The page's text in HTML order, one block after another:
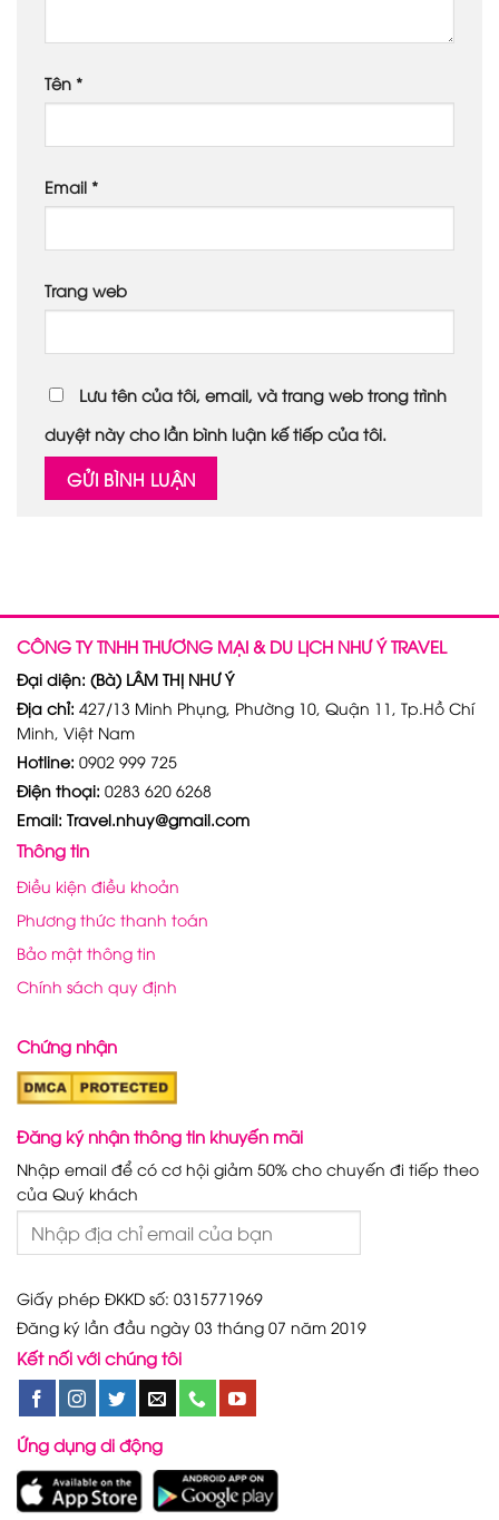
Tên *
Email *
Trang web
Lưu tên của tôi, email, và trang web trong trình
duyệt này cho lần bình luận kế tiếp của tôi.
CÔNG TY TNHH THƯƠNG MẠI & DU LỊCH NHƯ Ý TRAVEL
Đại diện: (Bà) LÂM THỊ NHƯ Ý
Địa chỉ: 427/13 Minh Phụng, Phường 10, Quận 11, Tp.Hồ Chí
Minh, Việt Nam
Hotline: 0902 999 725
Điện thoại: 0283 620 6268
Email: Travel.nhuy@gmail.com
Thông tin
Điều kiện điều khoản
Phương thức thanh toán
Bảo mật thông tin
Chính sách quy định
Chứng nhận
Đăng ký nhận thông tin khuyến mãi
Nhập email để có cơ hội giảm 50% cho chuyến đi tiếp theo
của Quý khách
Giấy phép ĐKKD số: 0315771969
Đăng ký lần đầu ngày 03 tháng 07 năm 2019
Kết nối với chúng tôi
Ứng dụng di động